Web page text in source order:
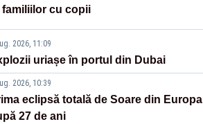
familiilor cu copii
2026, 11:09
uriașe în portul din Dubai
2026, 10:39
eclipsă totală de Soare din Europa
27 de ani